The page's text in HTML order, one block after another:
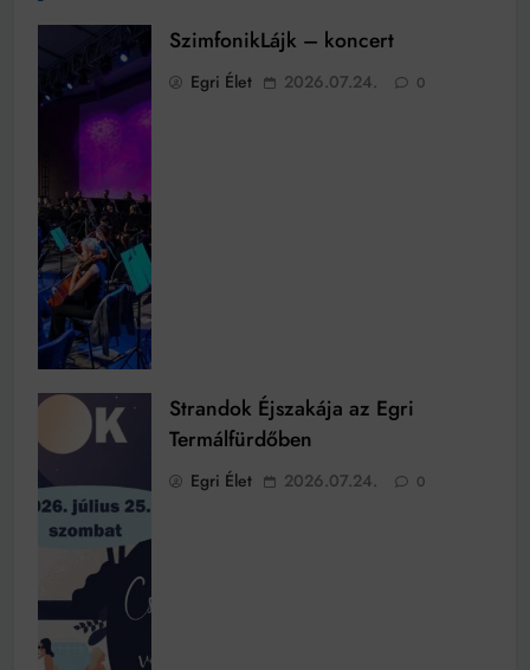
SzimfonikLájk – koncert
Egri Élet 2026.07.24. 0
Strandok Éjszakája az Egri
Termálfürdőben
Egri Élet 2026.07.24. 0